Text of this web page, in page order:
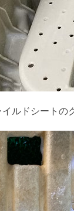
ルドシートの